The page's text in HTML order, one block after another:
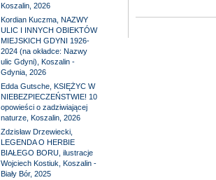
Koszalin, 2026
Kordian Kuczma, NAZWY
ULIC I INNYCH OBIEKTÓW
MIEJSKICH GDYNI 1926-
2024 (na okładce: Nazwy
ulic Gdyni), Koszalin -
Gdynia, 2026
Edda Gutsche, KSIĘŻYC W
NIEBEZPIECZEŃSTWIE! 10
opowieści o zadziwiającej
naturze, Koszalin, 2026
Zdzisław Drzewiecki,
LEGENDA O HERBIE
BIAŁEGO BORU, ilustracje
Wojciech Kostiuk, Koszalin -
Biały Bór, 2025